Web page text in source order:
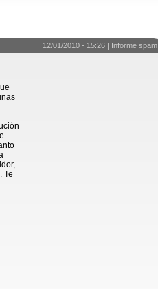
12/01/2010 - 15:26 | Informe spam
Te